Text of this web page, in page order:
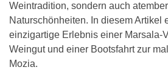
Weintradition, sondern auch
Naturschönheiten. In diesem Artikel
einzigartige Erlebnis einer Marsala-
Weingut und einer Bootsfahrt zur
Mozia.